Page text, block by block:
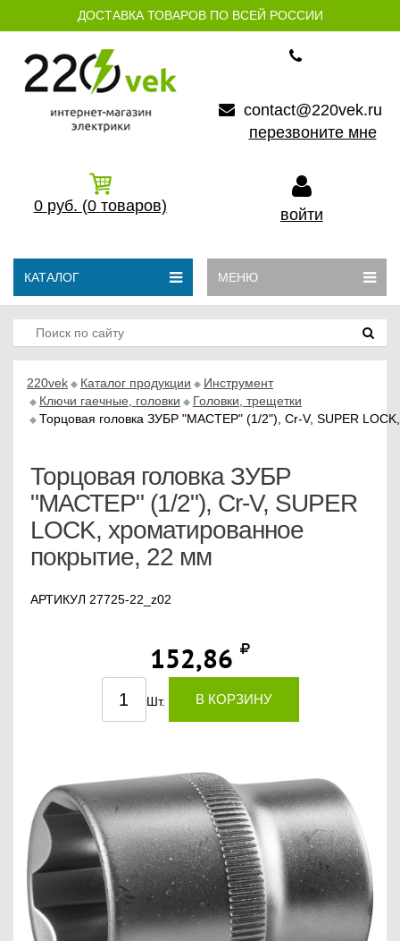
ДОСТАВКА ТОВАРОВ ПО ВСЕЙ РОССИИ
contact@220vek.ru
перезвоните мне
0 руб. (0 товаров) войти
КАТАЛОГ МЕНЮ
220vek Каталог продукции
Инструмент
Ключи гаечные, головки
Головки, трещетки
Торцовая головка ЗУБР "МАСТЕР" (1/2"), Cr-V, SUPER
Торцовая головка ЗУБР
"МАСТЕР" (1/2"), Cr-V, SUPER
LOCK, хроматированное
покрытие, 22 мм
АРТИКУЛ 27725-22_z02
152,86
Шт. В КОРЗИНУ